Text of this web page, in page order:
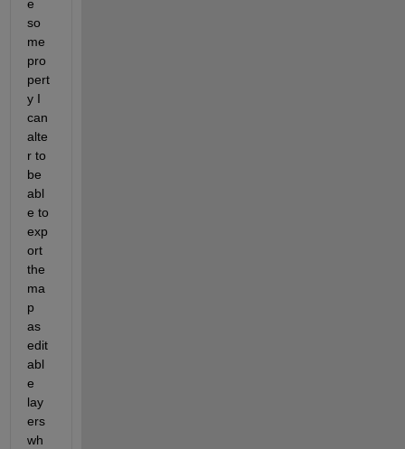
e
so
me
pro
pert
y I
can
alte
r to
be
abl
e to
exp
ort
the
ma
p
as
edit
abl
e
lay
ers
wh